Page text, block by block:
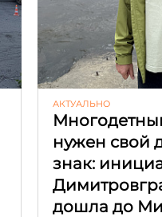
АКТУАЛЬНО
нужен свой
знак:
дошла до